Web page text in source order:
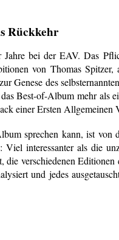
Rückkehr
bei der EAV. Das
von Thomas
Genese des
Best-of-Album mehr als
einer Ersten Allgemeinen
sprechen kann, ist von
interessanter als die
verschiedenen
und jedes